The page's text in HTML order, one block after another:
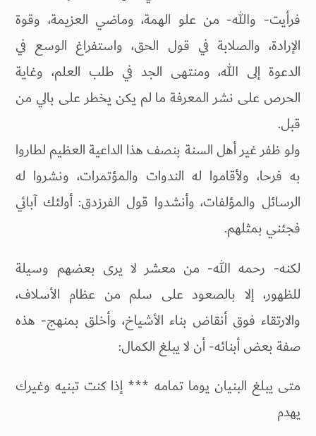
فرأيت- والله- من علو الهمة، وماضي العزيمة، وقوة
الإرادة، والصلابة في قول الحق، واستفراغ الوسع في
الدعوة إلى الله، ومنتهى الجد في طلب العلم، وغاية
الحرص على نشر المعرفة ما لم يكن يخطر على بالي من
قبل.
ولو ظفر غير أهل السنة بنصف هذا الداعية العظيم لطاروا
به فرحا، ولأقاموا له الندوات والمؤتمرات، ونشروا له
الرسائل والمؤلفات، وأنشدوا قول الفرزدق: أولئك آبائي
فجئني بمثلهم.
لكنه- رحمه الله- من معشر لا يرى بعضهم وسيلة
للظهور، إلا بالصعود على سلم من عظام الأسلاف،
والارتقاء فوق أنقاض بناء الأشياخ، وأخلق بمنهج- هذه
صفة بعض أبنائه- أن لا يبلغ الكمال:
متى يبلغ البنيان يوما تمامه *** إذا كنت تبنيه وغيرك
يهدم